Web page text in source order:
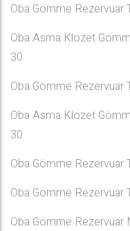
Oba Gömme Rezervuar
Oba Asma Klozet
30
Oba Gömme Rezervuar
Oba Asma Klozet
30
Oba Gömme Rezervuar
Oba Gömme Rezervuar
Oba Gömme Rezervuar